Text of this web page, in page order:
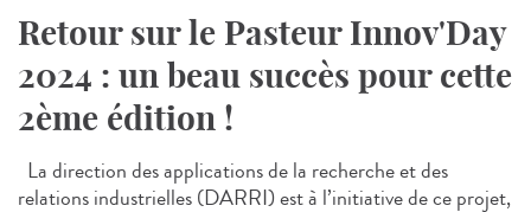
Retour sur le Pasteur Innov'Day
2024 : un beau succès pour cette
2ème édition !
La direction des applications de la recherche et des
relations industrielles (DARRI) est à l’initiative de ce projet,